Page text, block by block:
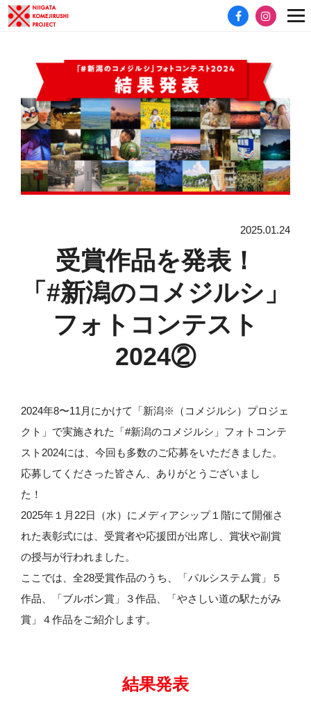
2025.01.24
受賞作品を発表！
「#新潟のコメジルシ」
フォトコンテスト
2024②
2024年8〜11月にかけて「新潟※（コメジルシ）プロジェ
クト」で実施された「#新潟のコメジルシ」フォトコンテ
スト2024には、今回も多数のご応募をいただきました。
応募してくださった皆さん、ありがとうございまし
た！
2025年１月22日（水）にメディアシップ１階にて開催さ
れた表彰式には、受賞者や応援団が出席し、賞状や副賞
の授与が行われました。
ここでは、全28受賞作品のうち、「パルシステム賞」５
作品、「ブルボン賞」３作品、「やさしい道の駅たがみ
賞」４作品をご紹介します。
結果発表